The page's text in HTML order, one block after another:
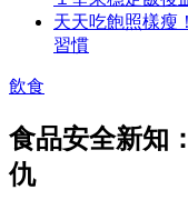
天天吃飽照樣瘦
習慣
飲食
食品安全新知
仇